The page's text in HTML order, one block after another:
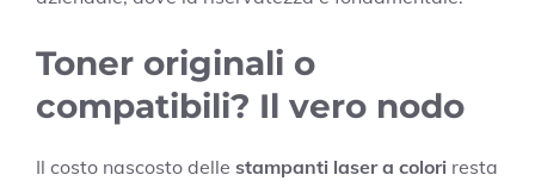
Toner originali o
compatibili? Il vero nodo
Il costo nascosto delle stampanti laser a colori resta